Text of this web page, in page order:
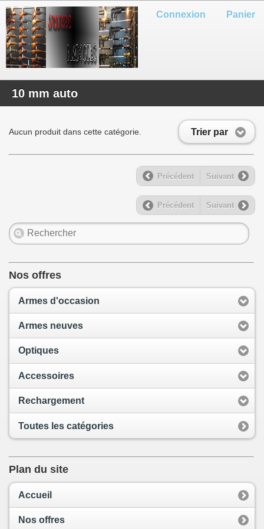
Panier
Connexion
10 mm auto
Trier par
Aucun produit dans cette catégorie.
Précédent Suivant
Précédent Suivant
Nos offres
Armes d'occasion
Armes neuves
Optiques
Accessoires
Rechargement
Toutes les catégories
Plan du site
Accueil
Nos offres